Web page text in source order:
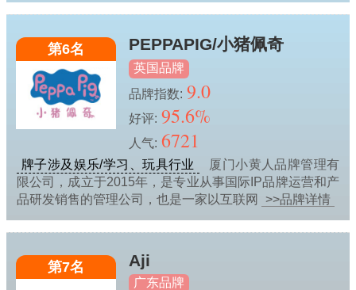
第6名 PEPPAPIG/小猪佩奇
英国品牌
品牌指数: 9.0
好评: 95.6%
人气: 6721
牌子涉及娱乐/学习、玩具行业
厦门小黄人品牌管理有
限公司，成立于2015年，是专业从事国际IP品牌运营和产
品研发销售的管理公司，也是一家以互联网
>>品牌详情
第7名 Aji
广东品牌